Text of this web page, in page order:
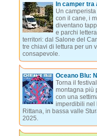
In camper
Un
con il cane, i
diventano
e parchi
territori: dal Salone del
tre chiavi di lettura per un
consapevole.
Oceano Blu:
Torna il
montagna più
con una
imperdibili nel
Rittana, in bassa valle
2025.